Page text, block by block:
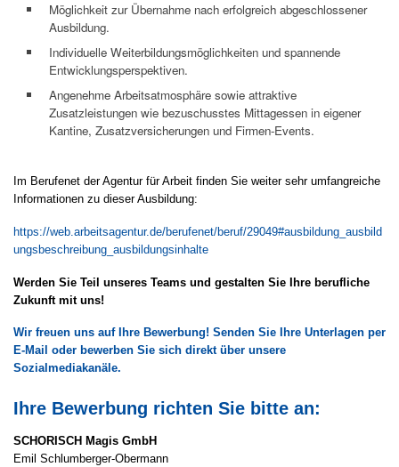
Möglichkeit zur Übernahme nach erfolgreich abgeschlossener
Ausbildung.
Individuelle Weiterbildungsmöglichkeiten und spannende
Entwicklungsperspektiven.
Angenehme Arbeitsatmosphäre sowie attraktive
Zusatzleistungen wie bezuschusstes Mittagessen in eigener
Kantine, Zusatzversicherungen und Firmen-Events.
Im Berufenet der Agentur für Arbeit finden Sie weiter sehr umfangreiche
Informationen zu dieser Ausbildung:
https://web.arbeitsagentur.de/berufenet/beruf/29049#ausbildung_ausbild
ungsbeschreibung_ausbildungsinhalte
Werden Sie Teil unseres Teams und gestalten Sie Ihre berufliche
Zukunft mit uns!
Wir freuen uns auf Ihre Bewerbung! Senden Sie Ihre Unterlagen per
E-Mail oder bewerben Sie sich direkt über unsere
Sozialmediakanäle.
Ihre Bewerbung richten Sie bitte an:
SCHORISCH Magis GmbH
Emil Schlumberger-Obermann